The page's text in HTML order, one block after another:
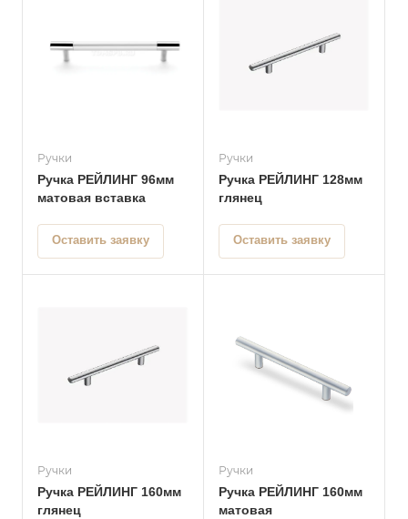
Ручки
Ручка РЕЙЛИНГ 96мм
матовая вставка
Оставить заявку
Ручки
Ручка РЕЙЛИНГ 128мм
глянец
Оставить заявку
Ручки
Ручка РЕЙЛИНГ 160мм
глянец
Ручки
Ручка РЕЙЛИНГ 160мм
матовая